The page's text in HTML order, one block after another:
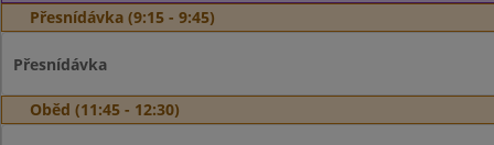
Přesnídávka (9:15 - 9:45)
Přesnídávka
Oběd (11:45 - 12:30)